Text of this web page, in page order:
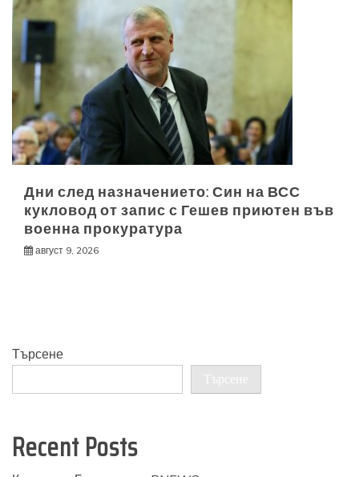
Дни след назначението: Син на ВСС
кукловод от запис с Гешев приютен във
военна прокуратура
август 9, 2026
Търсене
Търсене
Recent Posts